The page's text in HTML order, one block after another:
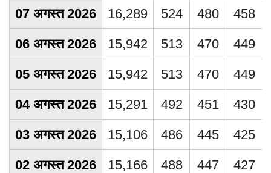
07 अगस्त 2026
16,289 524 480
458
06 अगस्त 2026
15,942 513 470
449
05 अगस्त 2026
15,942 513 470
449
04 अगस्त 2026
15,291 492 451
430
03 अगस्त 2026
15,106 486 445
425
02 अगस्त 2026
15,166 488 447
427